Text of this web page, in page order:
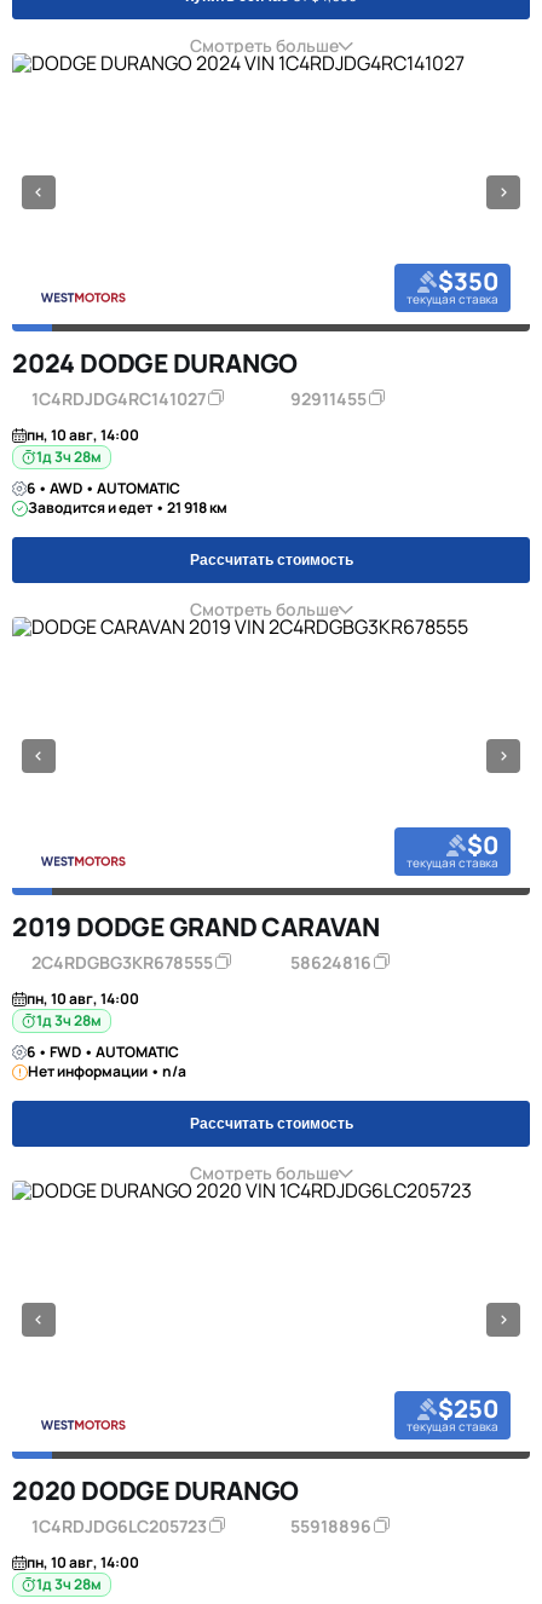
Смотреть больше
$350
текущая ставка
2024 DODGE DURANGO
1C4RDJDG4RC141027 92911455
пн, 10 авг, 14:00
1д 3ч 28м
6 • AWD • AUTOMATIC
Заводится и едет • 21 918 км
Рассчитать стоимость
Смотреть больше
$0
текущая ставка
2019 DODGE GRAND CARAVAN
2C4RDGBG3KR678555 58624816
пн, 10 авг, 14:00
1д 3ч 28м
6 • FWD • AUTOMATIC
Нет информации • n/a
Рассчитать стоимость
Смотреть больше
$250
текущая ставка
2020 DODGE DURANGO
1C4RDJDG6LC205723 55918896
пн, 10 авг, 14:00
1д 3ч 28м